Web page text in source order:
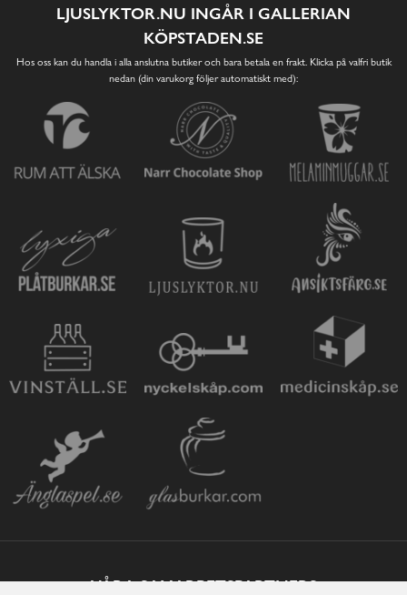
LJUSLYKTOR.NU INGÅR I GALLERIAN
KÖPSTADEN.SE
Hos oss kan du handla i alla anslutna butiker och bara betala en frakt. Klicka på valfri butik
nedan (din varukorg följer automatiskt med):
VÅRA SAMARBETSPARTNERS